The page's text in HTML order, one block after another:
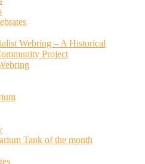
Webring – A Historical
Project
Tank of the month